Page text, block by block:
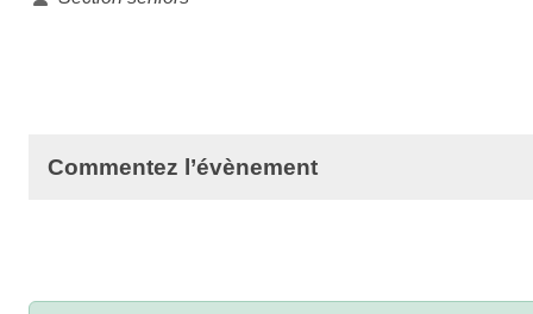
Commentez l’évènement